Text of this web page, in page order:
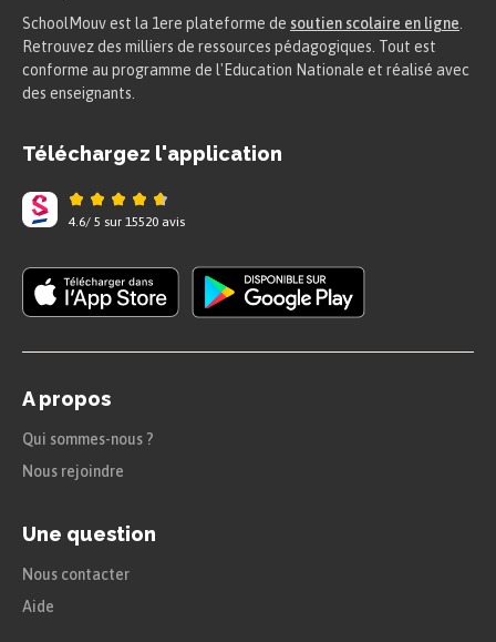
SchoolMouv est la 1ere plateforme de soutien scolaire en ligne
Retrouvez des milliers de ressources pédagogiques. Tout est
conforme au programme de l'Education Nationale et réalisé avec
des enseignants.
Téléchargez l'application
4.6/ 5 sur 15520 avis
A propos
Qui sommes-nous ?
Nous rejoindre
Une question
Nous contacter
Aide